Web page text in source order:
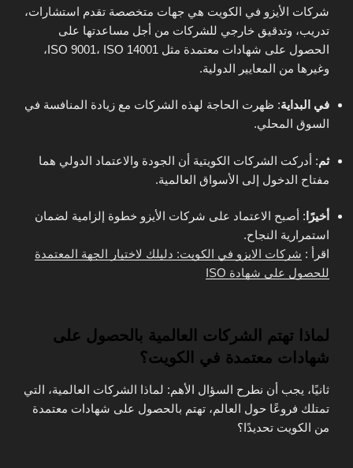
شركات الأيزو في الكويت هي جهات متخصصة تقدم استشارات،
تدريب، وتدقيق خارجي للشركات من أجل مساعدتها على
الحصول على شهادات معتمدة مثل ISO 9001، ISO 14001،
وغيرها من المعايير الدولية.
في البداية: ظهرت الحاجة لهذه الشركات مع زيادة المنافسة في
السوق المحلي.
ثم: أدركت الشركات الكويتية أن الجودة والاعتماد الدولي هما
مفتاح الدخول إلى الأسواق العالمية.
أخيرًا : أصبح الاعتماد على شركات الأيزو خطوة إلزامية لضمان
استمرارية النجاح.
اقرأ : شركات الايزو في الكويت: دليلك لاختيار الجهة المعتمدة
للحصول على شهادة ISO
لماذا تهتم الشركات العالمية بالحصول على
شهادات معتمدة في الكويت؟
ثانيًا، يجب أن نطرح السؤال الأهم: لماذا الشركات العالمية، التي
تمتلك فروعًا حول العالم، تهتم بالحصول على شهادات معتمدة
من الكويت تحديدًا؟